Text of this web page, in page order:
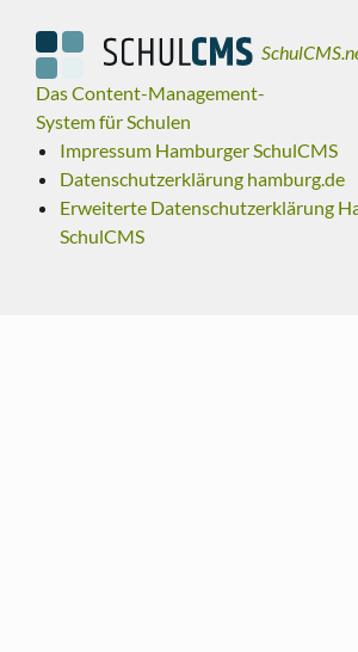
Das Content-Management-
System für Schulen
Impressum Hamburger SchulCMS
Datenschutzerklärung hamburg.de
Erweiterte Datenschutzerklärung
SchulCMS